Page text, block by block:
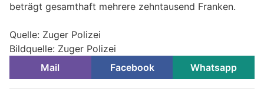
beträgt gesamthaft mehrere zehntausend Franken.
Quelle: Zuger Polizei
Bildquelle: Zuger Polizei
Mail
Facebook Whatsapp